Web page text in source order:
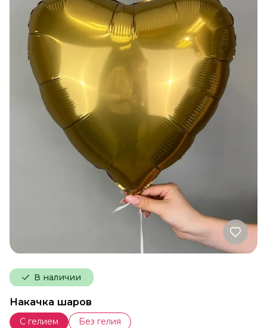
В наличии
Накачка шаров
С гелием Без гелия